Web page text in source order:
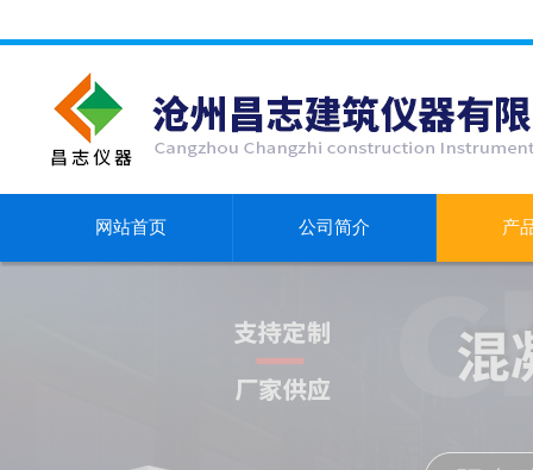
网站首页 公司简介 产